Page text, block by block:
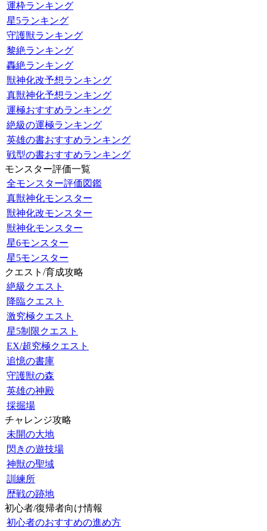
運枠ランキング
星5ランキング
守護獣ランキング
黎絶ランキング
轟絶ランキング
獣神化改予想ランキング
真獣神化予想ランキング
運極おすすめランキング
絶級の運極ランキング
英雄の書おすすめランキング
戦型の書おすすめランキング
モンスター評価一覧
全モンスター評価図鑑
真獣神化モンスター
獣神化改モンスター
獣神化モンスター
星6モンスター
星5モンスター
クエスト/育成攻略
絶級クエスト
降臨クエスト
激究極クエスト
星5制限クエスト
EX/超究極クエスト
追憶の書庫
守護獣の森
英雄の神殿
採掘場
チャレンジ攻略
未開の大地
閃きの遊技場
神獣の聖域
訓練所
歴戦の跡地
初心者/復帰者向け情報
初心者のおすすめの進め方